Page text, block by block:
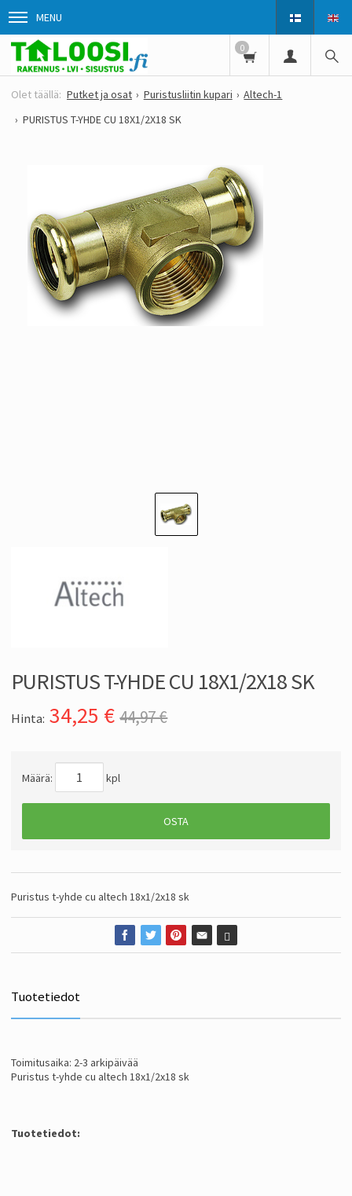
MENU
0
Putket ja osat Puristusliitin kupari
Altech-1
PURISTUS T-YHDE CU 18X1/2X18 SK
PURISTUS T-YHDE CU 18X1/2X18 SK
Hinta: 34,25 € 44,97 €
Määrä: kpl
OSTA
Puristus t-yhde cu altech 18x1/2x18 sk
Tuotetiedot
Toimitusaika: 2-3 arkipäivää
Puristus t-yhde cu altech 18x1/2x18 sk
Tuotetiedot: